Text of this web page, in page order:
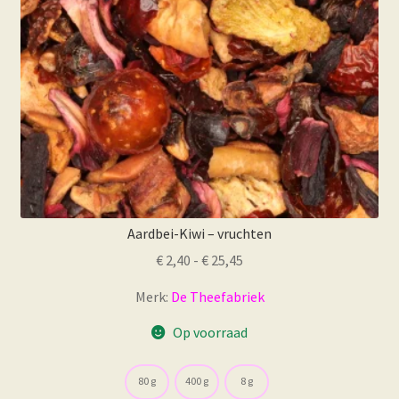
op
de
productpagina
Aardbei-Kiwi – vruchten
€ 2,40 - € 25,45
tot
€ 25,45
Merk: De Theefabriek
Op voorraad
80 g 400 g 8 g